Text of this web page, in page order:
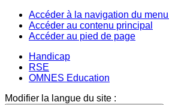
Accéder à la navigation du menu
Accéder au contenu principal
Accéder au pied de page
Handicap
RSE
OMNES Education
Modifier la langue du site :